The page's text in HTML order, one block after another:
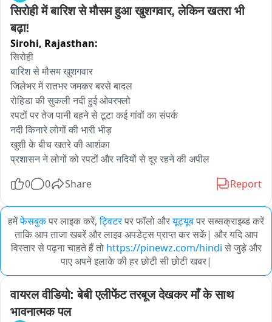
सिरोही में बारिश से मौसम हुआ खुशगवार, लेकिन खतरा भी
बढ़ा!
Sirohi, Rajasthan:
सिरोही
बारिश से मौसम खुशगवार
जिलेभर में रातभर जमकर बरसे बादल
रोहिडा की सुकली नदी हुई ओवरफ्लो
रपटों पर तेज पानी बहने से टूटा कई गांवों का संपर्क
नदी किनारे लोगों की भारी भीड़
खुशी के बीच खतरे की आशंका
0 0 Share Report
हमेंफेसबुकपर लाइक करें, ट्विटरपर फॉलो औरयूट्यूबपर सब्सक्राइब्ड करें
ताकि आप ताजा खबरें और लाइव अपडेट्स प्राप्त कर सकें| और यदि आप
विस्तार से पढ़ना चाहते हैं तो https://pinewz.com/hindi से जुड़े और
पाए अपने इलाके की हर छोटी सी छोटी खबर|
वायरल वीडियो: बेबी एलीफेंट तरबूज देखकर माँ के साथ
भावनात्मक पल